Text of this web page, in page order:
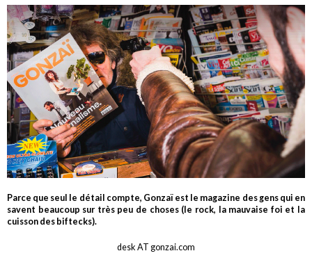
Parce que seul le détail compte, Gonzaï est le magazine des gens qui en
savent beaucoup sur très peu de choses (le rock, la mauvaise foi et la
cuisson des biftecks).
desk AT gonzai.com